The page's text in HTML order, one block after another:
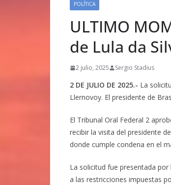
POLÍTICA
ULTIMO
de Lula da
2 julio, 2025 Sergio Stadius
2 DE JULIO DE 2025.- La
Llernovoy. El presidente de
El Tribunal Oral Federal 2
recibir la visita del presidente
donde cumple condena en el
La solicitud fue presentada
a las restricciones impuestas